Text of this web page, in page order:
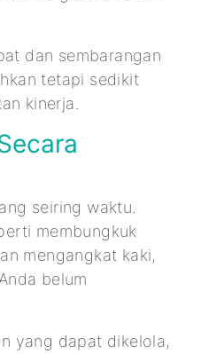
dan sembarangan
tetapi sedikit
kinerja.
seiring waktu.
membungkuk
mengangkat kaki,
belum
yang dapat dikelola,